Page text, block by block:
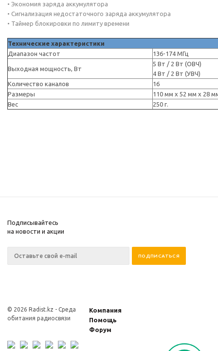
• Экономия заряда аккумулятора
• Сигнализация недостаточного заряда аккумулятора
• Таймер блокировки по лимиту времени
Технические характеристики
Диапазон частот
136-174 МГц
Выходная мощность, Вт
5 Вт / 2 Вт (ОВЧ)
4 Вт / 2 Вт (УВЧ)
Количество каналов
16
Размеры
110 мм x 52 мм x 28
Вес
250 г.
Подписывайтесь
на новости и акции
© 2026 Radist.kz - Среда
обитания радиосвязи
Компания
Помощь
Форум